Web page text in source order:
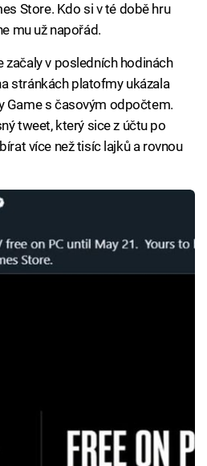
Store. Kdo si v té době hru
mu už napořád.
začaly v posledních hodinách
stránkách platofmy ukázala
Game s časovým odpočtem.
tweet, který sice z účtu po
více než tisíc lajků a rovnou